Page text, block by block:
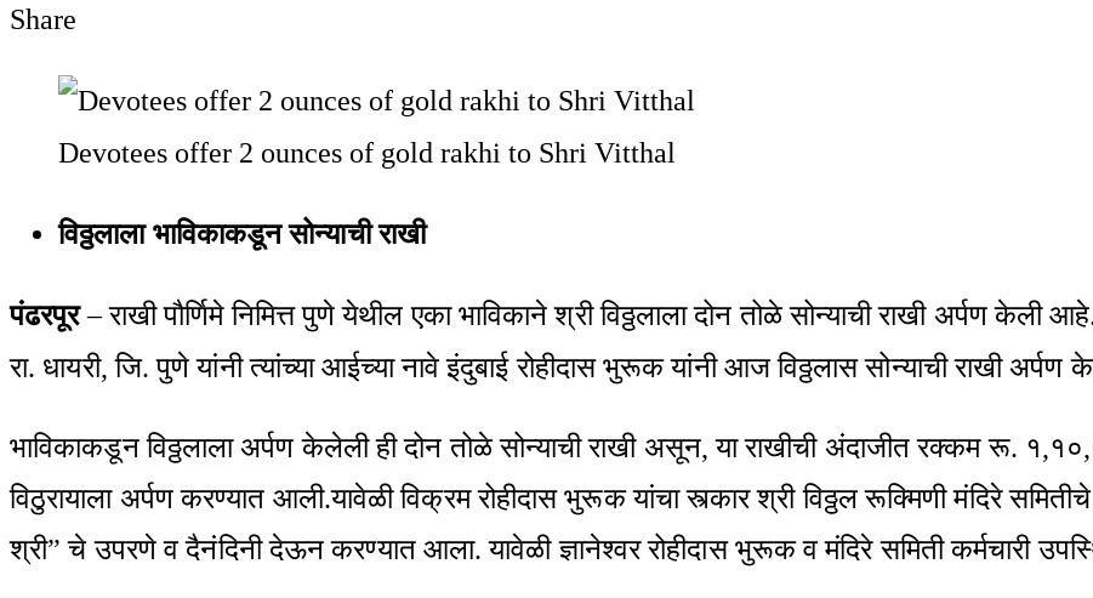
Share
Facebook
Twitter
LinkedIn
Pinterest
WhatsApp
Telegram
Share
Print
Devotees offer 2 ounces of gold rakhi to Shri Vitthal
विठ्ठलाला भाविकाकडून सोन्याची राखी
पंढरपूर– राखी पौर्णिमे निमित्त पुणे येथील एका भाविकाने श्री विठ्ठलाला दोन तोळे सोन्याची राखी अर्पण
रा. धायरी, जि. पुणे यांनी त्‍यांच्या आईच्या नावे इंदुबाई रोहीदास भुरूक यांनी आज विठ्ठलास सोन्याची राखी अर्पण
भाविकाकडून विठ्ठलाला अर्पण केलेली ही दोन तोळे सोन्याची राखी असून, या राखीची अंदाजीत रक्कम रू.
विठुरायाला अर्पण करण्यात आली.यावेळी विक्रम रोहीदास भुरूक यांचा स्त्कार श्री विठ्ठल रूक्मिणी मंदिरे
श्री” चे उपरणे व दैनंदिनी देऊन करण्यात आला. यावेळी ज्ञानेश्वर रोहीदास भुरूक व मंदिरे समिती कर्मचारी